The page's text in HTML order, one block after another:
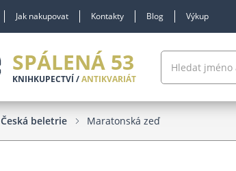
Jak nakupovat Kontakty Blog Výkup
SPÁLENÁ 53
KNIHKUPECTVÍ /ANTIKVARIÁT
Česká beletrie Maratonská zeď